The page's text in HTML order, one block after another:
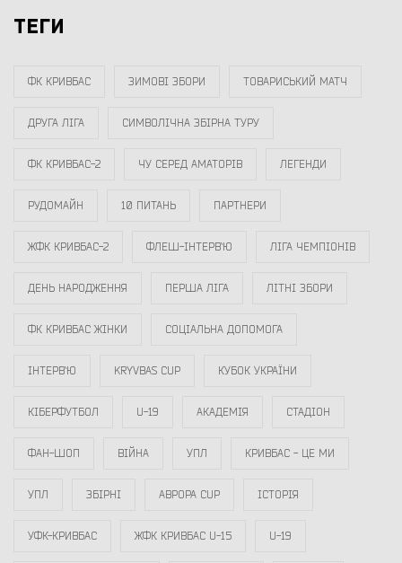
ТЕГИ
ФК КРИВБАС ЗИМОВІ ЗБОРИ ТОВАРИСЬКИЙ МАТЧ
ДРУГА ЛІГА СИМВОЛІЧНА ЗБІРНА ТУРУ
ФК КРИВБАС-2 ЧУ СЕРЕД АМАТОРІВ ЛЕГЕНДИ
РУДОМАЙН 10 ПИТАНЬ ПАРТНЕРИ
ЖФК КРИВБАС-2 ФЛЕШ-ІНТЕРВ`Ю ЛІГА ЧЕМПІОНІВ
ДЕНЬ НАРОДЖЕННЯ ПЕРША ЛІГА ЛІТНІ ЗБОРИ
ФК КРИВБАС ЖІНКИ СОЦІАЛЬНА ДОПОМОГА
ІНТЕРВ`Ю KRYVBAS CUP КУБОК УКРАЇНИ
КІБЕРФУТБОЛ U-19 АКАДЕМІЯ СТАДІОН
ФАН-ШОП ВІЙНА УПЛ КРИВБАС - ЦЕ МИ
УПЛ ЗБІРНІ АВРОРА CUP ІСТОРІЯ
УФК-КРИВБАС ЖФК КРИВБАС U-15 U-19